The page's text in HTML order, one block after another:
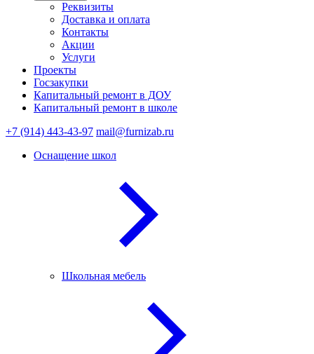
Реквизиты
Доставка и оплата
Контакты
Акции
Услуги
Проекты
Госзакупки
Капитальный ремонт в ДОУ
Капитальный ремонт в школе
+7 (914) 443-43-97 mail@furnizab.ru
Оснащение школ
Школьная мебель